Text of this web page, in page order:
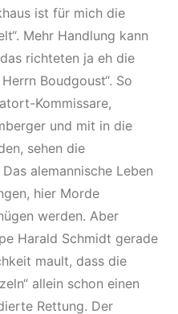
ist für mich die
Mehr Handlung kann
richteten ja eh die
Boudgoust“. So
Kommissare,
und mit in die
sehen die
alemannische Leben
hier Morde
werden. Aber
Harald Schmidt gerade
mault, dass die
allein schon einen
Rettung. Der